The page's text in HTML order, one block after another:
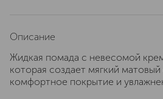
Описание
Жидкая помада с невесомой
которая создает мягкий
комфортное покрытие и